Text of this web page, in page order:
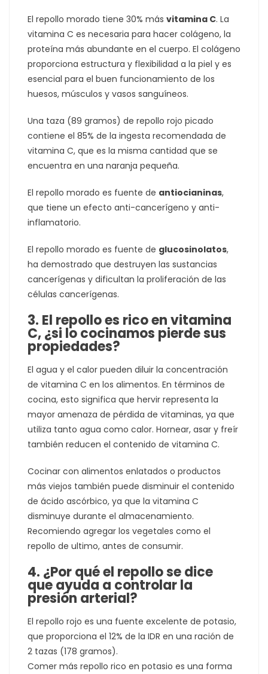
El repollo morado tiene 30% más vitamina C. La
vitamina C es necesaria para hacer colágeno, la
proteína más abundante en el cuerpo. El colágeno
proporciona estructura y flexibilidad a la piel y es
esencial para el buen funcionamiento de los
huesos, músculos y vasos sanguíneos.
Una taza (89 gramos) de repollo rojo picado
contiene el 85% de la ingesta recomendada de
vitamina C, que es la misma cantidad que se
encuentra en una naranja pequeña.
El repollo morado es fuente de antiocianinas,
que tiene un efecto anti-cancerígeno y anti-
inflamatorio.
El repollo morado es fuente de glucosinolatos,
ha demostrado que destruyen las sustancias
cancerígenas y dificultan la proliferación de las
células cancerígenas.
3. El repollo es rico en vitamina
C, ¿si lo cocinamos pierde sus
propiedades?
El agua y el calor pueden diluir la concentración
de vitamina C en los alimentos. En términos de
cocina, esto significa que hervir representa la
mayor amenaza de pérdida de vitaminas, ya que
utiliza tanto agua como calor. Hornear, asar y freír
también reducen el contenido de vitamina C.
Cocinar con alimentos enlatados o productos
más viejos también puede disminuir el contenido
de ácido ascórbico, ya que la vitamina C
disminuye durante el almacenamiento.
Recomiendo agregar los vegetales como el
repollo de ultimo, antes de consumir.
4. ¿Por qué el repollo se dice
que ayuda a controlar la
presión arterial?
El repollo rojo es una fuente excelente de potasio,
que proporciona el 12% de la IDR en una ración de
2 tazas (178 gramos).
Comer más repollo rico en potasio es una forma